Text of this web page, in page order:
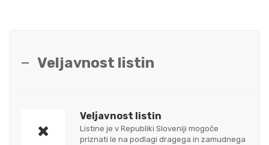
Veljavnost listin
Veljavnost listin
Listine je v Republiki Sloveniji mogoče
priznati le na podlagi dragega in zamudnega